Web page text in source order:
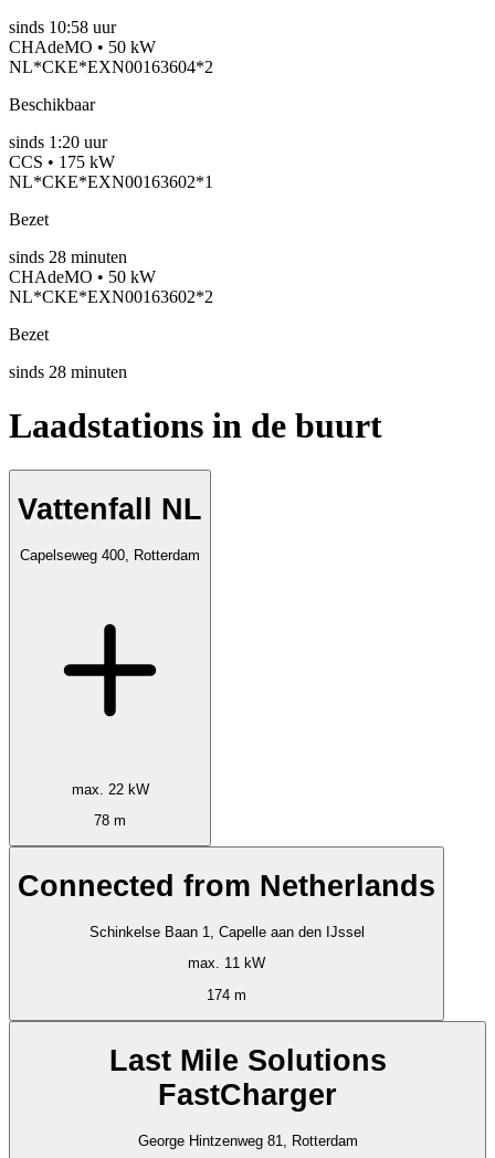
sinds 10:58 uur
CHAdeMO • 50 kW
NL*CKE*EXN00163604*2
Beschikbaar
sinds 1:20 uur
CCS • 175 kW
NL*CKE*EXN00163602*1
Bezet
sinds 28 minuten
CHAdeMO • 50 kW
NL*CKE*EXN00163602*2
Bezet
sinds 28 minuten
Laadstations in de buurt
Vattenfall NL
Capelseweg 400, Rotterdam
max. 22 kW
78 m
Connected from Netherlands
Schinkelse Baan 1, Capelle aan den IJssel
max. 11 kW
174 m
Last Mile Solutions
FastCharger
George Hintzenweg 81, Rotterdam